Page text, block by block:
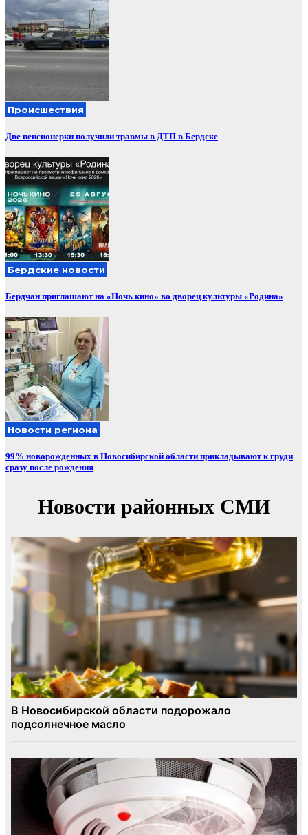
Происшествия
Две пенсионерки получили травмы в ДТП в Бердске
Бердские новости
Бердчан приглашают на «Ночь кино» во дворец культуры «Родина»
Новости региона
99% новорожденных в Новосибирской области прикладывают к груди
сразу после рождения